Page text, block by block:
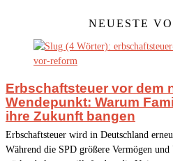
NEUESTE
Erbschaftsteuer vor dem
Wendepunkt: Warum
ihre Zukunft bangen
Erbschaftsteuer wird in Deutschland
Während die SPD größere Vermögen und